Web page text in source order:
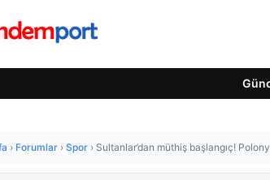
› Forumlar › Spor › Sultanlar’dan müthiş başlangıç!